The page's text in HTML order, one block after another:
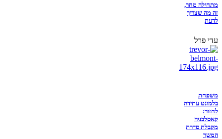
מתחילה מחר,
זה מה שצריך
לדעת
עדי פרל
משפחת
בלמונט עתידה
לחזור:
קאסלבניה
מקבלת סדרת
המשך